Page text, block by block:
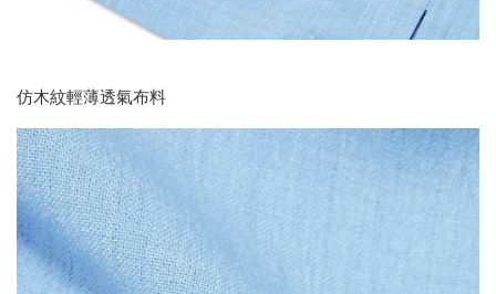
仿木紋輕薄透氣布料